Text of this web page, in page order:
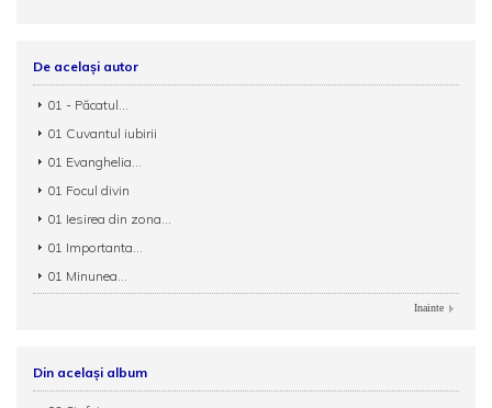
De același autor
01 - Păcatul...
01 Cuvantul iubirii
01 Evanghelia...
01 Focul divin
01 Iesirea din zona...
01 Importanta...
01 Minunea...
Inainte
Din același album